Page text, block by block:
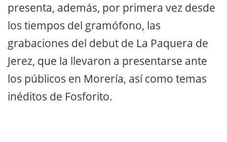
presenta, además, por primera vez desde
los tiempos del gramófono, las
grabaciones del debut de La Paquera de
Jerez, que la llevaron a presentarse ante
los públicos en Morería, así como temas
inéditos de Fosforito.